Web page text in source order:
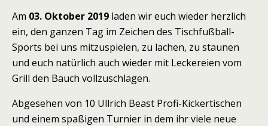
Am 03. Oktober 2019 laden wir euch wieder herzlich
ein, den ganzen Tag im Zeichen des Tischfußball-
Sports bei uns mitzuspielen, zu lachen, zu staunen
und euch natürlich auch wieder mit Leckereien vom
Grill den Bauch vollzuschlagen.
Abgesehen von 10 Ullrich Beast Profi-Kickertischen
und einem spaßigen Turnier in dem ihr viele neue